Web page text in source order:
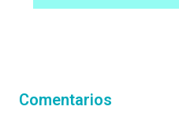
Comentarios